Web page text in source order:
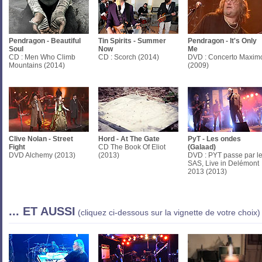
Pendragon - Beautiful
Soul
CD : Men Who Climb
Mountains (2014)
Tin Spirits - Summer
Now
CD : Scorch (2014)
Pendragon - It's Only
Me
DVD : Concerto
(2009)
Clive Nolan - Street
Fight
DVD Alchemy (2013)
Hord - At The Gate
CD The Book Of Eliot
(2013)
PyT - Les ondes
(Galaad)
DVD : PYT passe par le
SAS, Live in Delémont
2013 (2013)
... ET AUSSI (cliquez ci-dessous sur la vignette de votre choix)